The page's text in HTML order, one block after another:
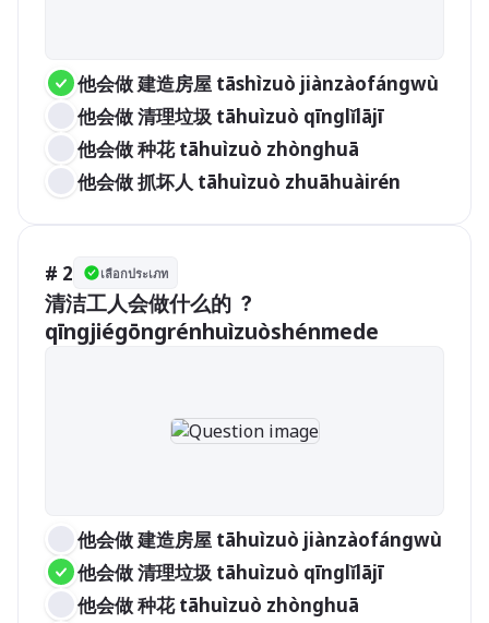
他会做 建造房屋 tāshìzuò jiànzàofángwù
他会做 清理垃圾 tāhuìzuò qīnglǐlājī
他会做 种花 tāhuìzuò zhònghuā
他会做 抓坏人 tāhuìzuò zhuāhuàirén
# 2 เลือกประเภท
清洁工人会做什么的 ？
qīngjiégōngrénhuìzuòshénmede
他会做 建造房屋 tāhuìzuò jiànzàofángwù
他会做 清理垃圾 tāhuìzuò qīnglǐlājī
他会做 种花 tāhuìzuò zhònghuā